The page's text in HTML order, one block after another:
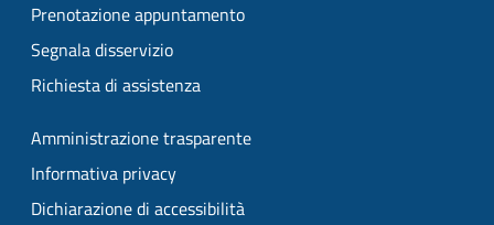
Prenotazione appuntamento
Segnala disservizio
Richiesta di assistenza
Amministrazione trasparente
Informativa privacy
Dichiarazione di accessibilità